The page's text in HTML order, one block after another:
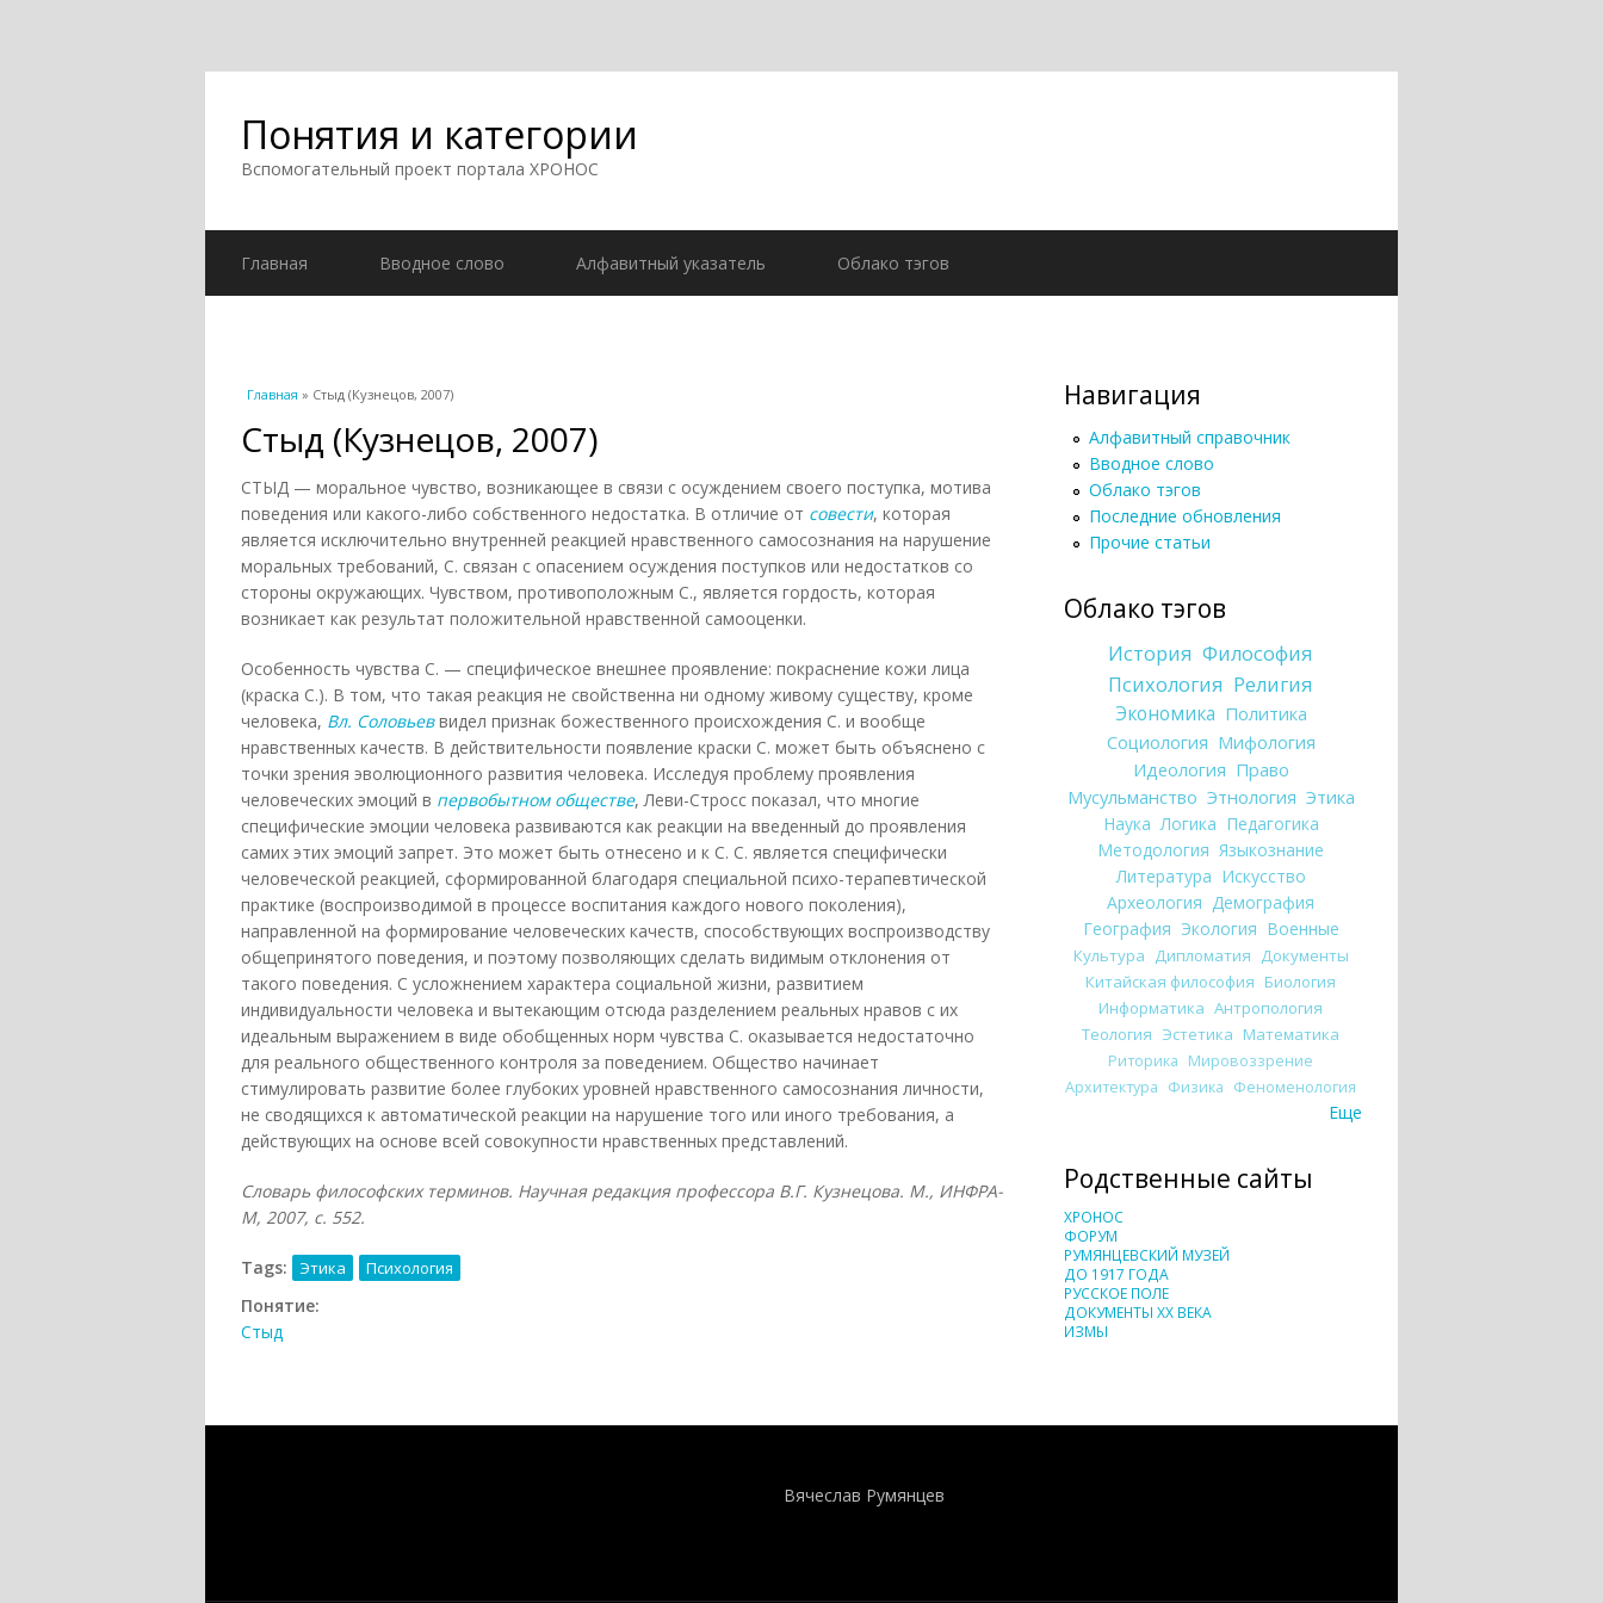
Понятия и категории
Вспомогательный проект портала ХРОНОС
Главная Вводное слово Алфавитный указатель Облако тэгов
Вы здесь
Главная » Стыд (Кузнецов, 2007)
Стыд (Кузнецов, 2007)
СТЫД — моральное чувство, возникающее в связи с осуждением своего поступка, мотива
поведения или какого-либо собственного недостатка. В отличие от совести, которая
является исключительно внутренней реакцией нравственного самосознания на нарушение
моральных требований, С. связан с опасением осуждения поступков или недостатков со
стороны окружающих. Чувством, противоположным С., является гордость, которая
возникает как результат положительной нравственной самооценки.
Особенность чувства С. — специфическое внешнее проявление: покраснение кожи лица
(краска С.). В том, что такая реакция не свойственна ни одному живому существу, кроме
человека, Вл. Соловьеввидел признак божественного происхождения С. и вообще
нравственных качеств. В действительности появление краски С. может быть объяснено с
точки зрения эволюционного развития человека. Исследуя проблему проявления
человеческих эмоций в первобытном обществе, Леви-Стросс показал, что многие
специфические эмоции человека развиваются как реакции на введенный до проявления
самих этих эмоций запрет. Это может быть отнесено и к С. С. является специфически
человеческой реакцией, сформированной благодаря специальной психо-терапевтической
практике (воспроизводимой в процессе воспитания каждого нового поколения),
направленной на формирование человеческих качеств, способствующих воспроизводству
общепринятого поведения, и поэтому позволяющих сделать видимым отклонения от
такого поведения. С усложнением характера социальной жизни, развитием
индивидуальности человека и вытекающим отсюда разделением реальных нравов с их
идеальным выражением в виде обобщенных норм чувства С. оказывается недостаточно
для реального общественного контроля за поведением. Общество начинает
стимулировать развитие более глубоких уровней нравственного самосознания личности,
не сводящихся к автоматической реакции на нарушение того или иного требования, а
действующих на основе всей совокупности нравственных представлений.
Словарь философских терминов. Научная редакция профессора В.Г. Кузнецова. М., ИНФРА-
М, 2007, с. 552.
Tags: Этика Психология
Понятие:
Стыд
Навигация
Алфавитный справочник
Вводное слово
Облако тэгов
Последние обновления
Прочие статьи
Облако тэгов
История Философия
Психология Религия
Экономика Политика
Социология Мифология
Идеология Право
Мусульманство Этнология Этика
Наука Логика Педагогика
Методология Языкознание
Литература Искусство
Археология Демография
География Экология Военные
Культура Дипломатия Документы
Китайская философия Биология
Информатика Антропология
Теология Эстетика Математика
Риторика Мировоззрение
Архитектура Физика Феноменология
Еще
Родственные сайты
ХРОНОС
ФОРУМ
РУМЯНЦЕВСКИЙ МУЗЕЙ
ДО 1917 ГОДА
РУССКОЕ ПОЛЕ
ДОКУМЕНТЫ XX ВЕКА
ИЗМЫ
Вячеслав Румянцев